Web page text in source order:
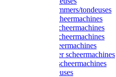
Overige trimmers/tondeuses
Heiniger scheermachines
Hauptner scheermachines
Aesculap scheermachines
Liscop scheermachines
FarmClipper scheermachines
Constanta scheermachines
Wahl tondeuses